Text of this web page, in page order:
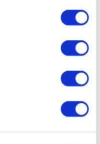
nel Comune di
Generale